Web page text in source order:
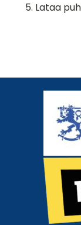
Lataa